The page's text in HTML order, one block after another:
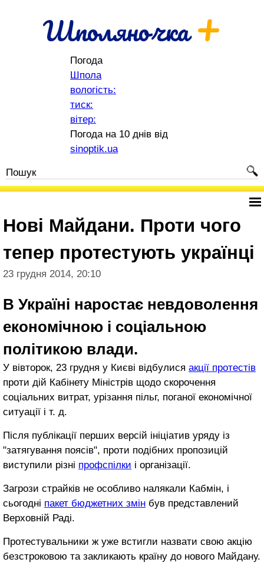
Шполяночка+
Погода
Шпола
вологість:
тиск:
вітер:
Погода на 10 днів від
sinoptik.ua
Нові Майдани. Проти чого
тепер протестують українці
23 грудня 2014, 20:10
В Україні наростає невдоволення
економічною і соціальною
політикою влади.
У вівторок, 23 грудня у Києві відбулися акції протестів
проти дій Кабінету Міністрів щодо скорочення
соціальних витрат, урізання пільг, поганої економічної
ситуації і т. д.
Після публікації перших версій ініціатив уряду із
"затягування поясів", проти подібних пропозицій
виступили різні профспілки і організації.
Загрози страйків не особливо налякали Кабмін, і
сьогодні пакет бюджетних змін був представлений
Верховній Раді.
Протестувальники ж уже встигли назвати свою акцію
безстроковою та закликають країну до нового Майдану.